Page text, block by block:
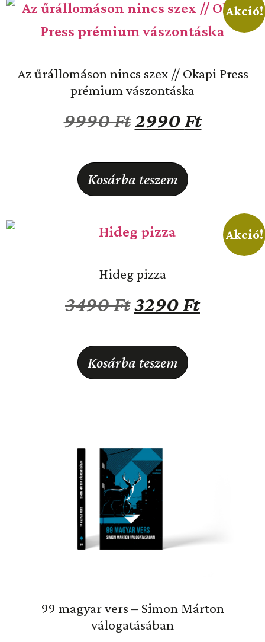
Akció!
Az űrállomáson nincs szex // Okapi Press
prémium vászontáska
9990Ft2990Ft
Kosárba teszem
Akció!
Hideg pizza
3490Ft3290Ft
Kosárba teszem
99 magyar vers – Simon Márton
válogatásában